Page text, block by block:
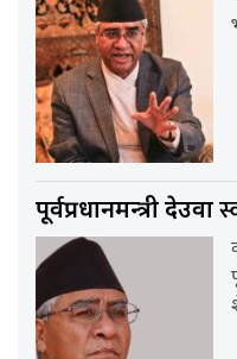
पूर्वप्रधानमन्त्री देउवा